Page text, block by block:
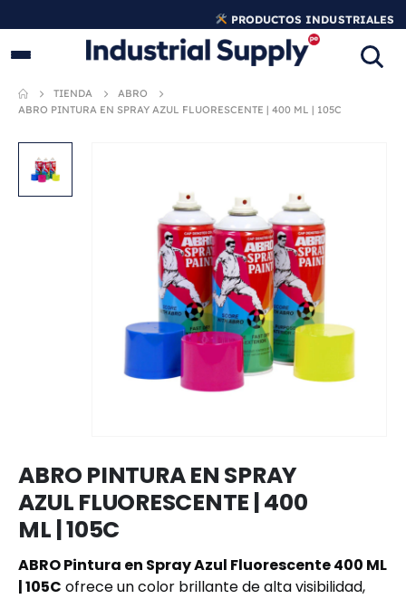
PRODUCTOS INDUSTRIALES
ORIGINALES
TIENDA
ABRO
ABRO PINTURA EN SPRAY AZUL FLUORESCENTE | 400 ML | 105C
ABRO PINTURA EN SPRAY
AZUL FLUORESCENTE | 400
ML | 105C
ABRO Pintura en Spray Azul Fluorescente 400 ML
| 105C ofrece un color brillante de alta visibilidad,